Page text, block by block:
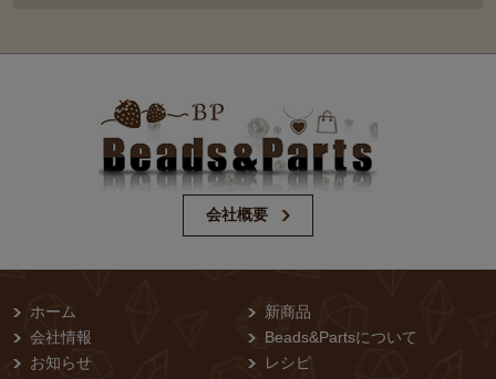
会社概要
ホーム
会社情報
お知らせ
新商品
Beads&Partsについて
レシピ